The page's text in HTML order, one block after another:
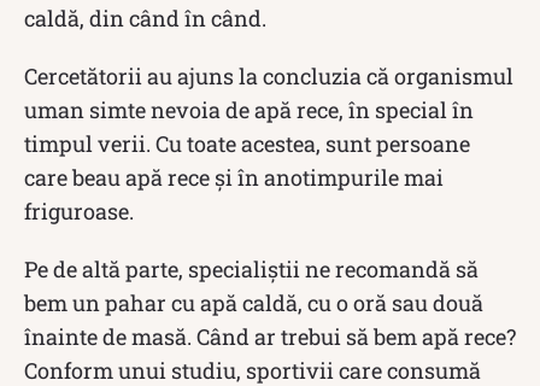
caldă, din când în când.
Cercetătorii au ajuns la concluzia că organismul
uman simte nevoia de apă rece, în special în
timpul verii. Cu toate acestea, sunt persoane
care beau apă rece și în anotimpurile mai
friguroase.
Pe de altă parte, specialiştii ne recomandă să
bem un pahar cu apă caldă, cu o oră sau două
înainte de masă. Când ar trebui să bem apă rece?
Conform unui studiu, sportivii care consumă